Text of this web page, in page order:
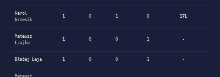
Karol
Grzesik
1 0 1 0 17L
Mateusz
Czajka
1 0 0 1 -
Błażej Leja 1 0 0 1 -